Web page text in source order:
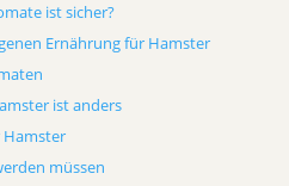
ist sicher?
Ernährung für Hamster
ist anders
Hamster
müssen